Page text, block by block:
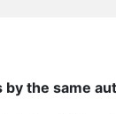
by the same